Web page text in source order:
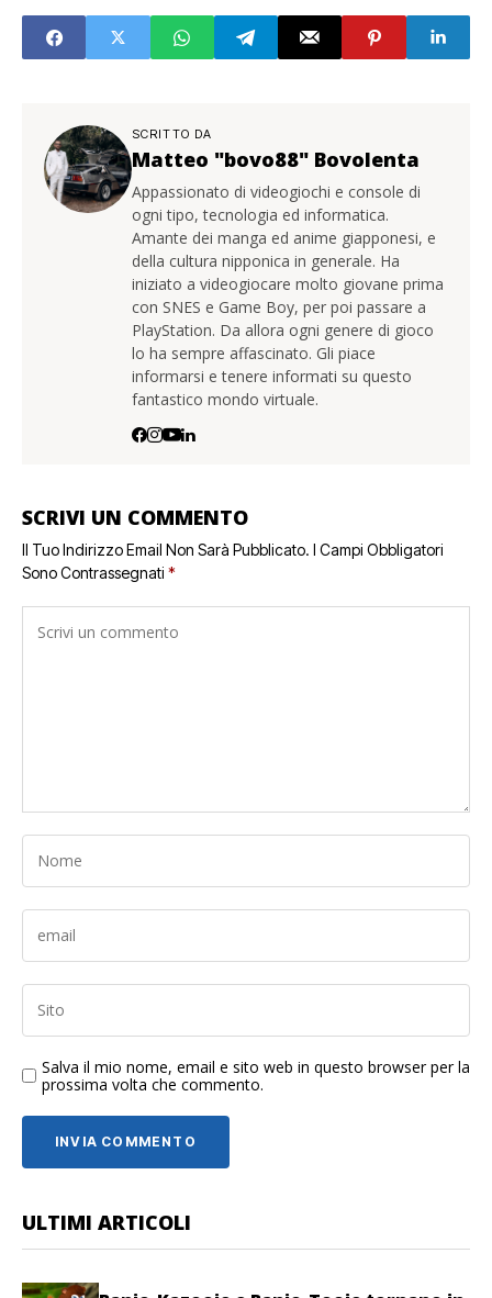
SCRITTO DA
Matteo "bovo88" Bovolenta
Appassionato di videogiochi e console di
ogni tipo, tecnologia ed informatica.
Amante dei manga ed anime giapponesi, e
della cultura nipponica in generale. Ha
iniziato a videogiocare molto giovane prima
con SNES e Game Boy, per poi passare a
PlayStation. Da allora ogni genere di gioco
lo ha sempre affascinato. Gli piace
informarsi e tenere informati su questo
fantastico mondo virtuale.
SCRIVI UN COMMENTO
Il Tuo Indirizzo Email Non Sarà Pubblicato. I Campi Obbligatori
Sono Contrassegnati *
Salva il mio nome, email e sito web in questo browser per la
prossima volta che commento.
ULTIMI ARTICOLI